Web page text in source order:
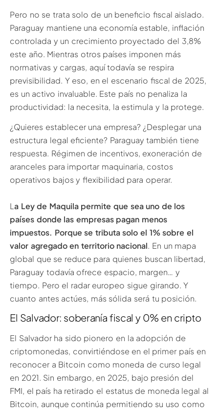
Pero no se trata solo de un beneficio fiscal aislado.
Paraguay mantiene una economía estable, inflación
controlada y un crecimiento proyectado del 3,8%
este año. Mientras otros países imponen más
normativas y cargas, aquí todavía se respira
previsibilidad. Y eso, en el escenario fiscal de 2025,
es un activo invaluable. Este país no penaliza la
productividad: la necesita, la estimula y la protege.
¿Quieres establecer una empresa? ¿Desplegar una
estructura legal eficiente? Paraguay también tiene
respuesta. Régimen de incentivos, exoneración de
aranceles para importar maquinaria, costos
operativos bajos y flexibilidad para operar.
L a Ley de Maquila permite que sea uno de los
países donde las empresas pagan menos
impuestos. Porque se tributa solo el 1% sobre el
valor agregado en territorio nacional. En un mapa
global que se reduce para quienes buscan libertad,
Paraguay todavía ofrece espacio, margen… y
tiempo. Pero el radar europeo sigue girando. Y
cuanto antes actúes, más sólida será tu posición.
El Salvador: soberanía fiscal y 0% en cripto
El Salvador ha sido pionero en la adopción de
criptomonedas, convirtiéndose en el primer país en
reconocer a Bitcoin como moneda de curso legal
en 2021. Sin embargo, en 2025, bajo presión del
FMI, el país ha retirado el estatus de moneda legal al
Bitcoin, aunque continúa permitiendo su uso como